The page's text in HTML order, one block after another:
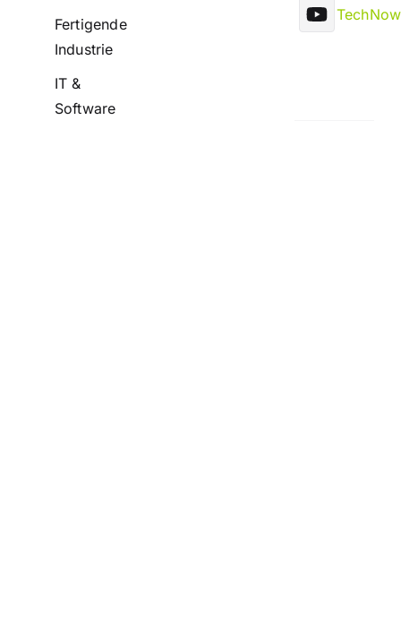
Fertigende
Industrie
IT &
Software
TechNow